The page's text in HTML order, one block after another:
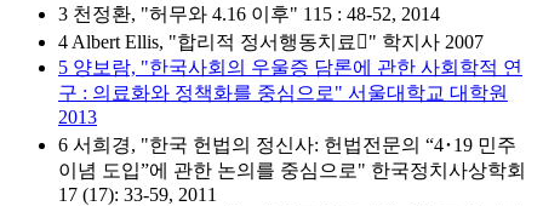
3 천정환, "허무와 4.16 이후" 115 : 48-52, 2014
4 Albert Ellis, "합리적 정서행동치료" 학지사 2007
5 양보람, "한국사회의 우울증 담론에 관한 사회학적 연
구 : 의료화와 정책화를 중심으로" 서울대학교 대학원
2013
6 서희경, "한국 헌법의 정신사: 헌법전문의 “4･19 민주
이념 도입”에 관한 논의를 중심으로" 한국정치사상학회
17 (17): 33-59, 2011